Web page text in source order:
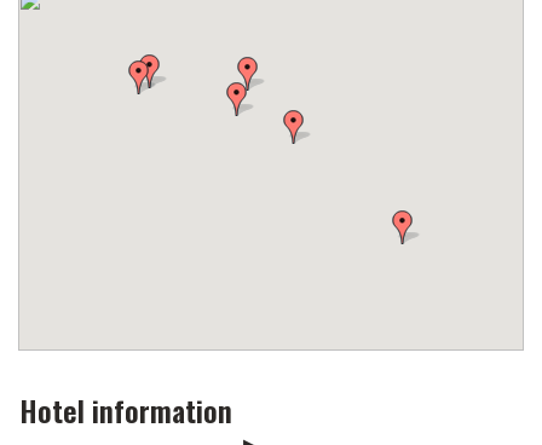
Hotel information